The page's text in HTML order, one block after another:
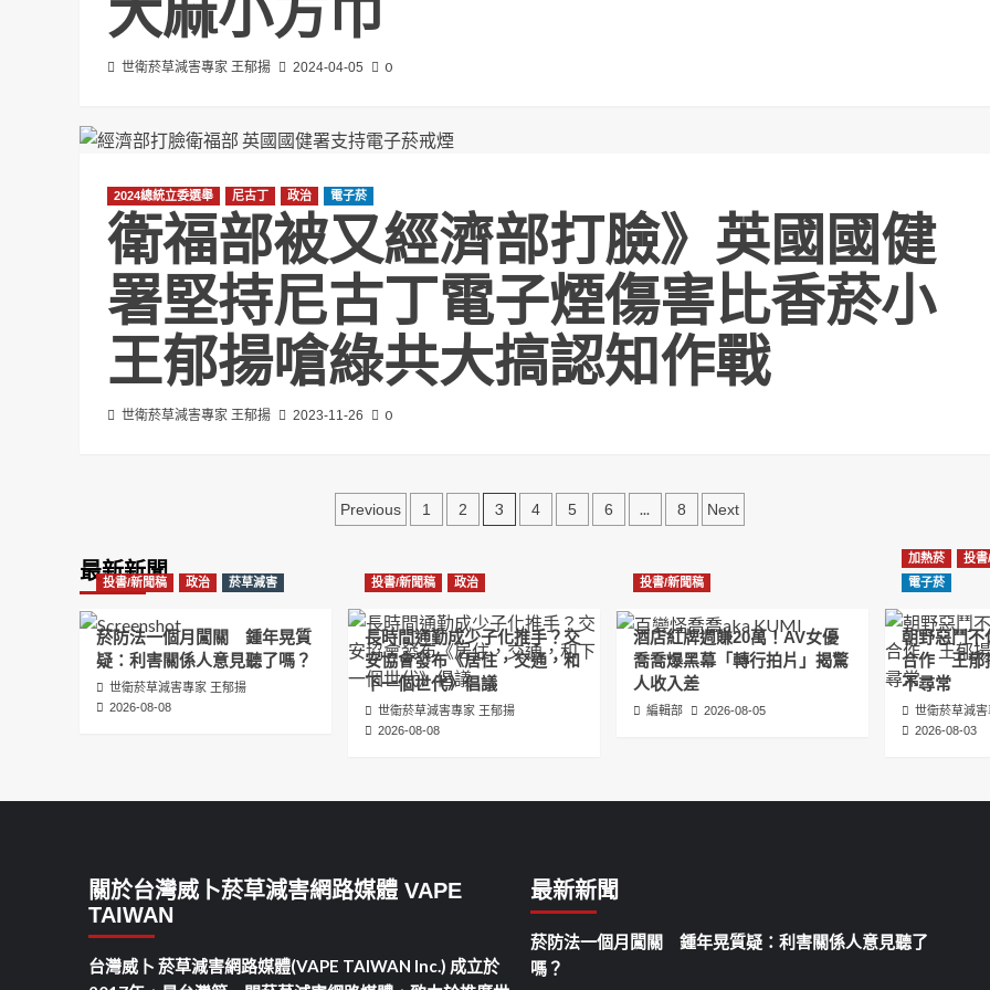
大麻小方巾
世衛菸草減害專家 王郁揚 2024-04-05 0
2024總統立委選舉 尼古丁 政治 電子菸
衛福部被又經濟部打臉》英國國健
署堅持尼古丁電子煙傷害比香菸小
王郁揚嗆綠共大搞認知作戰
世衛菸草減害專家 王郁揚 2023-11-26 0
文
分
頁
Previous 1 2 3 4 5 6 ... 8 Next
最新新聞
投書/新聞稿 政治 菸草減害
菸防法一個月闖關 鍾年晃質
疑：利害關係人意見聽了嗎？
世衛菸草減害專家 王郁揚
2026-08-08
投書/新聞稿 政治
長時間通勤成少子化推手？交
安協會發布《居住，交通，和
下一個世代》倡議
世衛菸草減害專家 王郁揚
2026-08-08
投書/新聞稿
酒店紅牌週賺20萬！AV女優
喬喬爆黑幕「轉行拍片」揭驚
人收入差
編輯部 2026-08-05
加熱菸 投書
電子菸
朝野惡鬥不
合作 王郁
不尋常
世衛菸草減
2026-08-03
關於台灣威卜菸草減害網路媒體 VAPE
TAIWAN
台灣威卜 菸草減害網路媒體(VAPE TAIWAN Inc.) 成立於
最新新聞
菸防法一個月闖關 鍾年晃質疑：利害關係人意見聽了
嗎？